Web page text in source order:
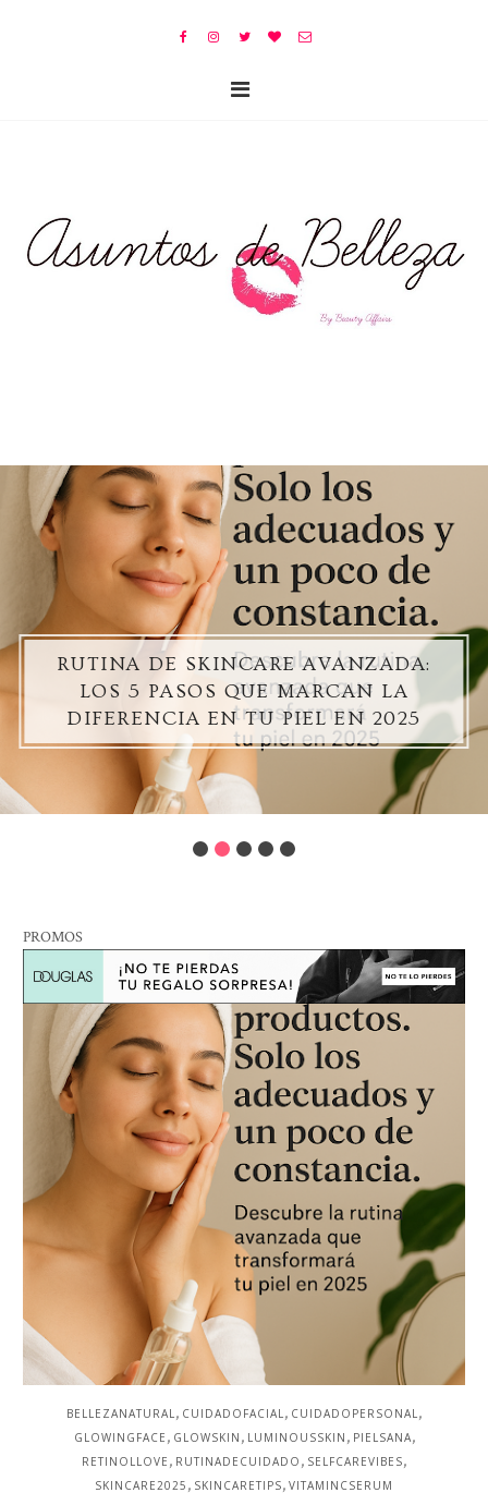
RUTINA DE SKINCARE AVANZADA:
LOS 5 PASOS QUE MARCAN LA
DIFERENCIA EN TU PIEL EN 2025
PROMOS
BELLEZANATURAL, CUIDADOFACIAL, CUIDADOPERSONAL,
GLOWINGFACE , GLOWSKIN , LUMINOUSSKIN , PIELSANA,
RETINOLLOVE , RUTINADECUIDADO , SELFCAREVIBES,
SKINCARE2025 , SKINCARETIPS, VITAMINCSERUM